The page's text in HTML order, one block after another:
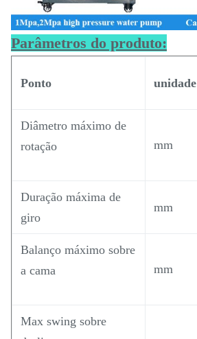
Parâmetros do produto:
Ponto unidade
Diâmetro máximo de
rotação
mm
Duração máxima de
giro
mm
Balanço máximo sobre
a cama
mm
Max swing sobre